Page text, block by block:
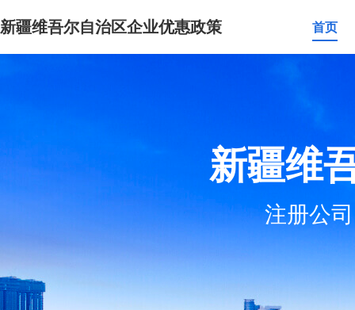
新疆维吾尔自治区企业优惠政策 首页
新疆维
注册公